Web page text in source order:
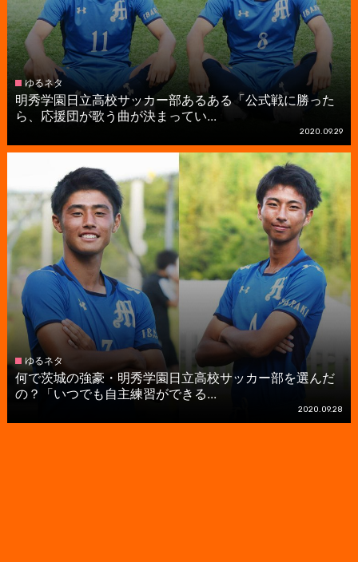
ゆるネタ
明秀学園日立高校サッカー部あるある「公式戦に勝った
ら、応援団が歌う曲が決まってい...
2020.09.29
ゆるネタ
何で茨城の強豪・明秀学園日立高校サッカー部を選んだ
の？「いつでも自主練習ができる...
2020.09.28